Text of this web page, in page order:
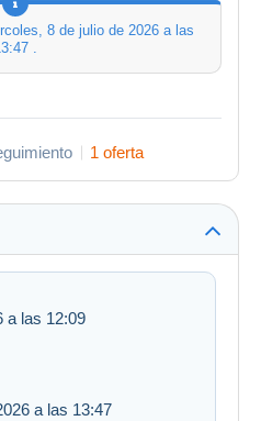
8 de julio de 2026 a las
.
1 oferta
a las 12:09
a las 13:47